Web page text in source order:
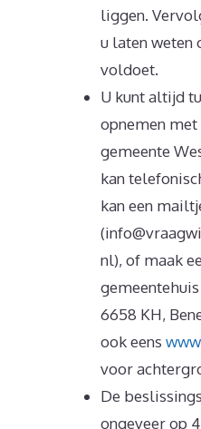
liggen.
u laten weten
voldoet.
U kunt altijd
opnemen
gemeente
kan
kan een
nl), of maak
6658 KH,
ook eens
voor
De
ongeveer op